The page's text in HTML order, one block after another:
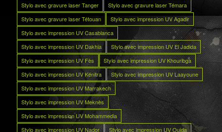
Stylo avec gravure laser Tanger
Stylo avec gravure laser Témara
Stylo avec gravure laser Tétouan
Stylo avec impression UV Agadir
Stylo avec impression UV Casablanca
Stylo avec impression UV Dakhla
Stylo avec impression UV El Jadida
Stylo avec impression UV Fès
Stylo avec impression UV Khouribga
Stylo avec impression UV Kénitra
Stylo avec impression UV Laayoune
Stylo avec impression UV Marrakech
Stylo avec impression UV Meknès
Stylo avec impression UV Mohammedia
Stylo avec impression UV Nador
Stylo avec impression UV Oujda